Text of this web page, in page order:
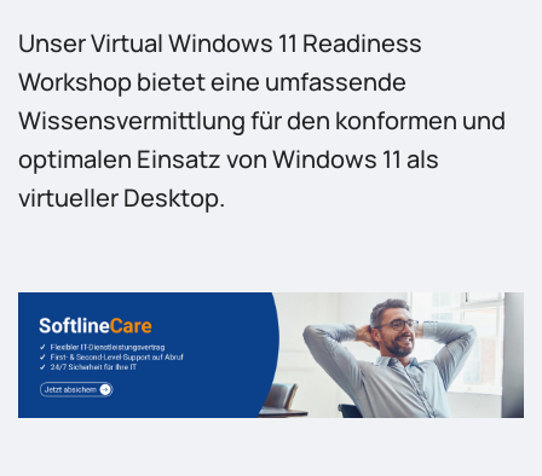
Unser Virtual Windows 11 Readiness
Workshop bietet eine umfassende
Wissensvermittlung für den konformen und
optimalen Einsatz von Windows 11 als
virtueller Desktop.